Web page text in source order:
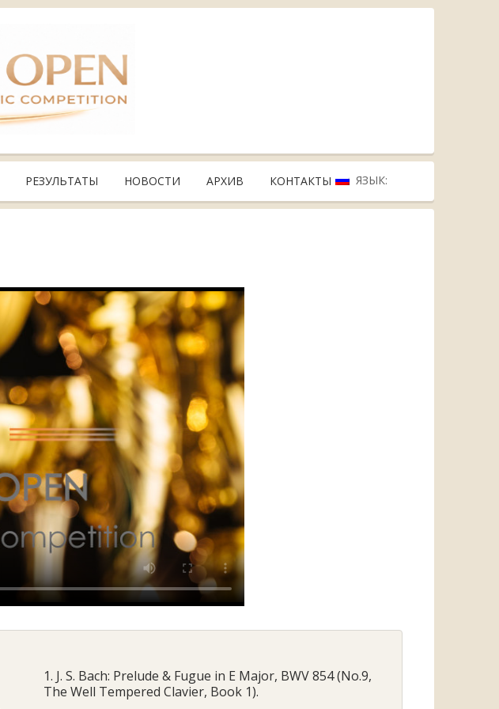
РЕЗУЛЬТАТЫ НОВОСТИ АРХИВ КОНТАКТЫ ЯЗЫК:
1. J. S. Bach: Prelude & Fugue in E Major, BWV 854 (No.9,
The Well Tempered Clavier, Book 1).